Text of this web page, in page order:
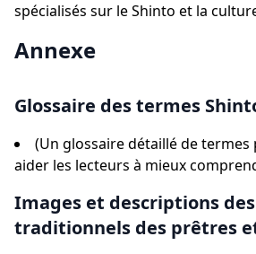
spécialisés sur le Shinto et la
Annexe
Glossaire des termes
(Un glossaire détaillé de
aider les lecteurs à mieux
Images et descriptions
traditionnels des prêtres